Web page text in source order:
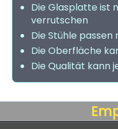
Die Glasplatte ist
verrutschen
Die Stühle
Die Oberfläche
Die Qualität kann